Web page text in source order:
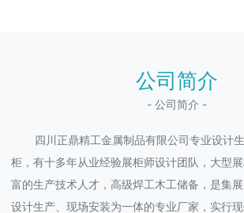
公司简介
- 公司简介 -
四川正鼎精工金属制品有限公司专业设计
柜，有十多年从业经验展柜师设计团队，大型
富的生产技术人才，高级焊工木工储备，是集展
设计生产、现场安装为一体的专业厂家，实行